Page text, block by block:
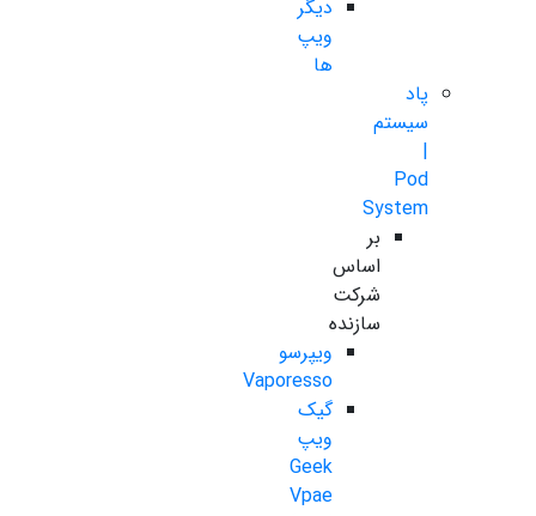
دیگر
ویپ
ها
پاد
سیستم
|
Pod
System
بر
اساس
شرکت
سازنده
ویپرسو
Vaporesso
گیک
ویپ
Geek
Vpae